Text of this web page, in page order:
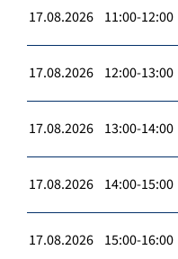
17.08.2026 11:00-12:00
17.08.2026 12:00-13:00
17.08.2026 13:00-14:00
17.08.2026 14:00-15:00
17.08.2026 15:00-16:00